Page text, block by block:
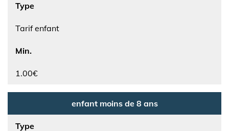
Type
Tarif enfant
Min.
1.00€
enfant moins de 8 ans
Type